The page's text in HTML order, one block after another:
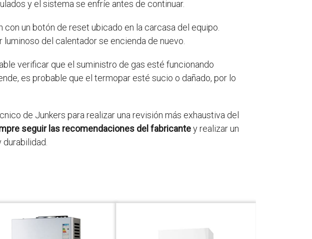
y el sistema se enfríe antes de continuar.
un botón de reset ubicado en la carcasa del equipo.
luminoso del calentador se encienda de nuevo.
verificar que el suministro de gas esté funcionando
es probable que el termopar esté sucio o dañado, por lo
de Junkers para realizar una revisión más exhaustiva del
seguir las recomendaciones del fabricantey realizar un